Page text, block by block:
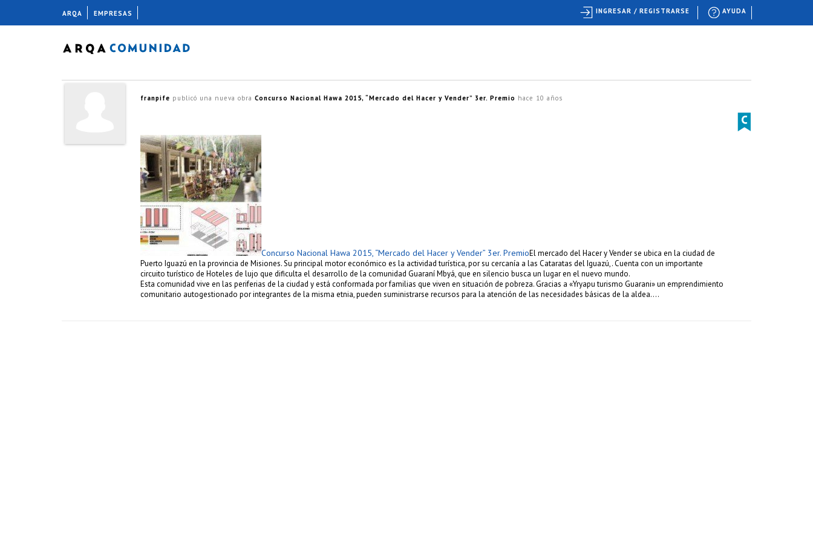
franpife publicó una nueva obra Concurso Nacional Hawa 2015, “Mercado del Hacer y Vender” 3er. Premio hace 10 años
Concurso Nacional Hawa 2015, “Mercado del Hacer y Vender” 3er. PremioEl mercado del Hacer y Vender se ubica en la ciudad de
Puerto Iguazú en la provincia de Misiones. Su principal motor económico es la actividad turística, por su cercanía a las Cataratas del Iguazú,. Cuenta con un importante
circuito turístico de Hoteles de lujo que dificulta el desarrollo de la comunidad Guaraní Mbyá, que en silencio busca un lugar en el nuevo mundo.
Esta comunidad vive en las periferias de la ciudad y está conformada por familias que viven en situación de pobreza. Gracias a «Yryapu turismo Guarani» un emprendimiento
comunitario autogestionado por integrantes de la misma etnia, pueden suministrarse recursos para la atención de las necesidades básicas de la aldea….
ARQA EMPRESAS AYUDA
INGRESAR / REGISTRARSE